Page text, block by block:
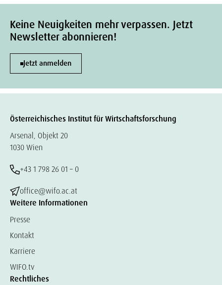
Keine Neuigkeiten mehr verpassen. Jetzt
Newsletter abonnieren!
Jetzt anmelden
Österreichisches Institut für Wirtschaftsforschung
Arsenal, Objekt 20
1030 Wien
+43 1 798 26 01 – 0
office@wifo.ac.at
Weitere Informationen
Presse
Kontakt
Karriere
WIFO.tv
Rechtliches